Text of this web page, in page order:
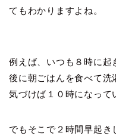
てもわかりますよね。
例えば、いつも８時に起
後に朝ごはんを食べて洗
気づけば１０時になって
でもそこで２時間早起き